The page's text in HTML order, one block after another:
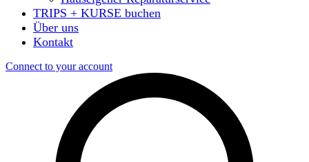
TRIPS + KURSE buchen
Über uns
Kontakt
Connect to your account